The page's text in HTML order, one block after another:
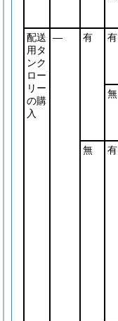
配送
用タ
ンク
ロー
リー
の購
入
― 有 有
無
無
有